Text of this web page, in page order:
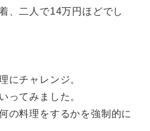
、二人で14万円ほどでし
にチャレンジ。
ってみました。
の料理をするかを強制的に